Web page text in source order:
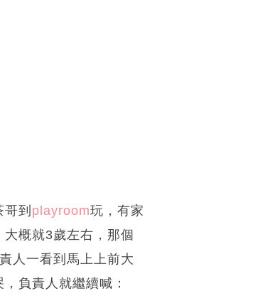
到 playroom玩，有家
概就3歲左右，那個
人一看到馬上上前大
負責人就繼續喊：